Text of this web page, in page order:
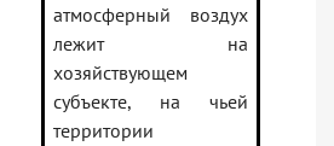
атмосферный воздух
лежит на
хозяйствующем
субъекте, на чьей
территории